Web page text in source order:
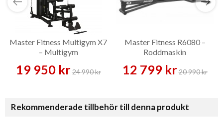
Master Fitness Multigym X7
– Multigym
19 950 kr24 990 kr
Master Fitness R6080 –
Roddmaskin
12 799 kr20 990 kr
Rekommenderade tillbehör till denna produkt